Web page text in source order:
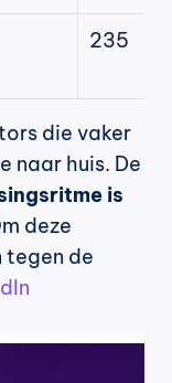
235
die vaker
naar huis. De
is
deze
de